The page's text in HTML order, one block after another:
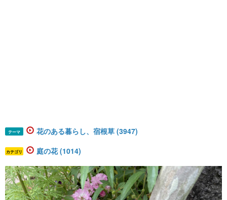
テーマ 花のある暮らし、宿根草 (3947)
カテゴリ 庭の花 (1014)